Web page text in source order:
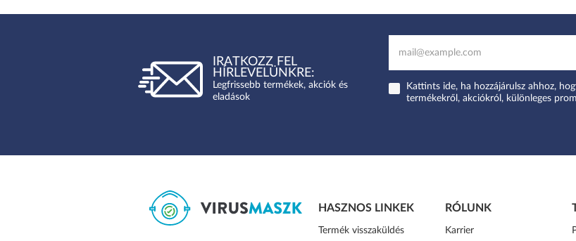
IRATKOZZ FEL
HÍRLEVELÜNKRE:
Legfrissebb termékek, akciók és
eladások
Kattints ide, ha hozzájárulsz ahhoz,
termékekről, akciókról, különleges
HASZNOS LINKEK
Termék visszaküldés
RÓLUNK
Karrier